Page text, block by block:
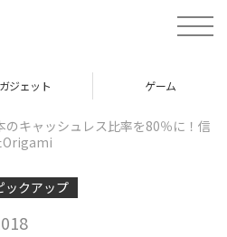
t
o
v
ゲーム グルメ
のキャッシュレス比率を80％に！信
Origami
ックアップ